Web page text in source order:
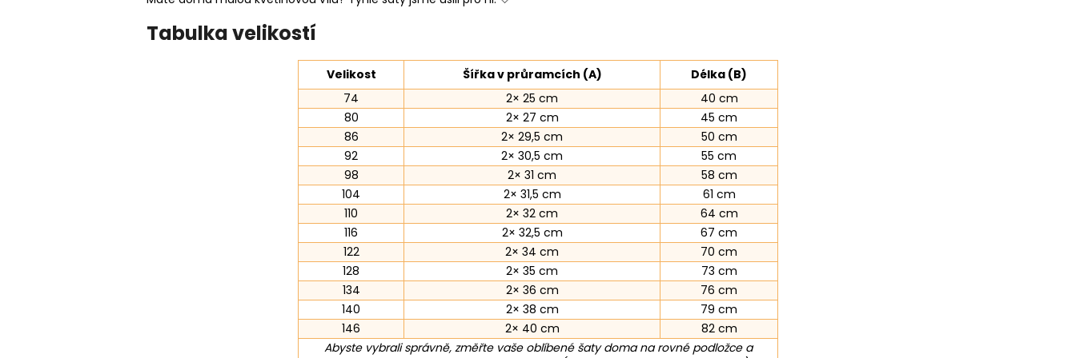
Tabulka velikostí
Velikost Šířka v průramcích (A)
Délka (B)
74
2× 25 cm
40 cm
80
2× 27 cm
45 cm
86
2× 29,5 cm
50 cm
92
2× 30,5 cm
55 cm
98
2× 31 cm
58 cm
104
2× 31,5 cm
61 cm
110
2× 32 cm
64 cm
116
2× 32,5 cm
67 cm
122
2× 34 cm
70 cm
128
2× 35 cm
73 cm
134
2× 36 cm
76 cm
140
2× 38 cm
79 cm
146
2× 40 cm
82 cm
Abyste vybrali správně, změřte vaše oblíbené šaty doma na rovné podložce a